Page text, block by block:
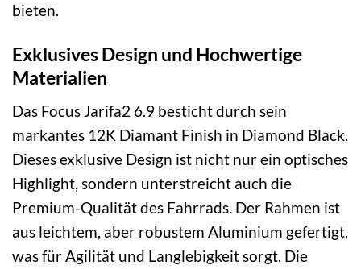
bieten.
Exklusives Design und Hochwertige
Materialien
Das Focus Jarifa2 6.9 besticht durch sein
markantes 12K Diamant Finish in Diamond Black.
Dieses exklusive Design ist nicht nur ein optisches
Highlight, sondern unterstreicht auch die
Premium-Qualität des Fahrrads. Der Rahmen ist
aus leichtem, aber robustem Aluminium gefertigt,
was für Agilität und Langlebigkeit sorgt. Die